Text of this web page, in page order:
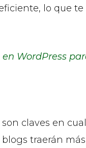
lo que
WordPress
claves en
traerán